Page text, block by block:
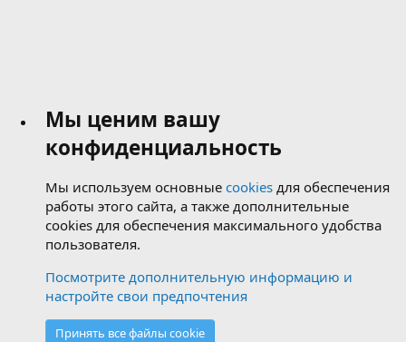
Мы ценим вашу
конфиденциальность
Мы используем основные cookies для обеспечения
работы этого сайта, а также дополнительные
cookies для обеспечения максимального удобства
пользователя.
Посмотрите дополнительную информацию и
настройте свои предпочтения
Принять все файлы cookie